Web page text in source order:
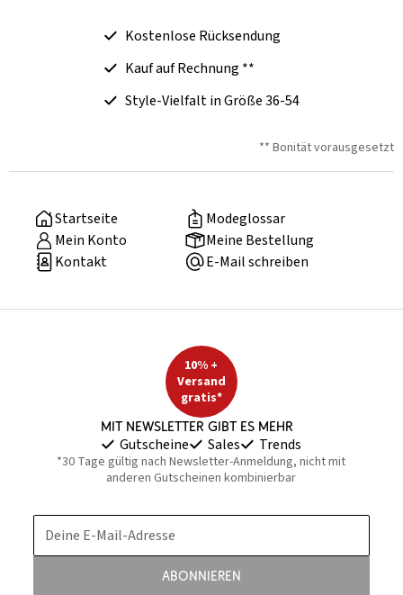
Kostenlose Rücksendung
Kauf auf Rechnung **
Style-Vielfalt in Größe 36-54
** Bonität vorausgesetzt
Startseite
Modeglossar
Mein Konto
Meine Bestellung
Kontakt
E-Mail schreiben
10% +
Versand
gratis*
Mit Newsletter gibt es mehr
Gutscheine Sales Trends
*30 Tage gültig nach Newsletter-Anmeldung, nicht mit
anderen Gutscheinen kombinierbar
Deine E-Mail-Adresse
Abonnieren